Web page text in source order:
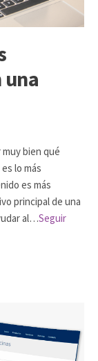
bien qué
lo más
es más
principal de una
al…Seguir